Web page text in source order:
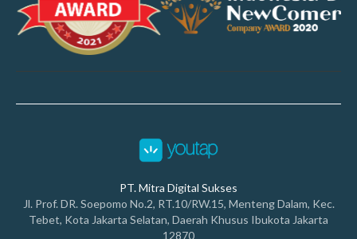
PT. Mitra Digital Sukses
Jl. Prof. DR. Soepomo No.2, RT.10/RW.15, Menteng Dalam, Kec.
Tebet, Kota Jakarta Selatan, Daerah Khusus Ibukota Jakarta
12870